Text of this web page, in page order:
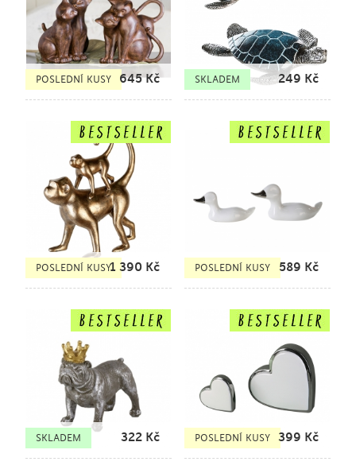
POSLEDNÍ KUSY 645Kč SKLADEM 249 Kč
POSLEDNÍ KUSY1 390 Kč POSLEDNÍ KUSY 589 Kč
SKLADEM 322 Kč POSLEDNÍ KUSY 399 Kč